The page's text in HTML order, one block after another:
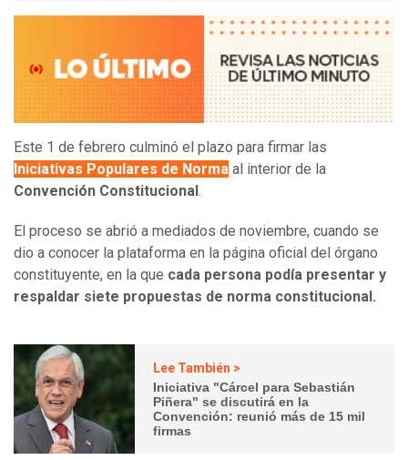
Este 1 de febrero culminó el plazo para firmar las
Iniciativas Populares de Norma al interior de la
Convención Constitucional .
El proceso se abrió a mediados de noviembre, cuando se
dio a conocer la plataforma en la página oficial del órgano
constituyente, en la que cada persona podía presentar y
respaldar siete propuestas de norma constitucional.
Lee También >
Iniciativa "Cárcel para Sebastián
Piñera" se discutirá en la
Convención: reunió más de 15 mil
firmas